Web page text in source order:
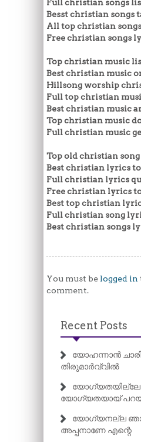
Full christian songs
Besst christian songs
All top christian songs
Free christian songs
Top christian music
Best christian music
Hillsong worship
Full top christian
Best christian music
Top christian music
Full christian music
Top old christian
Best christian lyrics
Full christian lyrics
Free christian lyrics
Best top christian
Full christian song
Best christian songs
You must be logged in
comment.
Recent Posts
യോഹന്നാൻ
തിരുമാർവ്വിൽ
യോഗ്യതയായ്
യോഗ്യനല്ല
അപ്പനാണേ എന്റെ